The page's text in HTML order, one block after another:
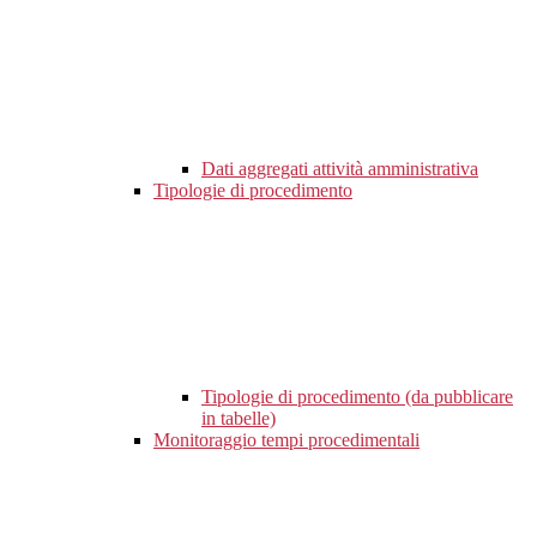
Dati aggregati attività amministrativa
Tipologie di procedimento
Tipologie di procedimento (da pubblicare
in tabelle)
Monitoraggio tempi procedimentali